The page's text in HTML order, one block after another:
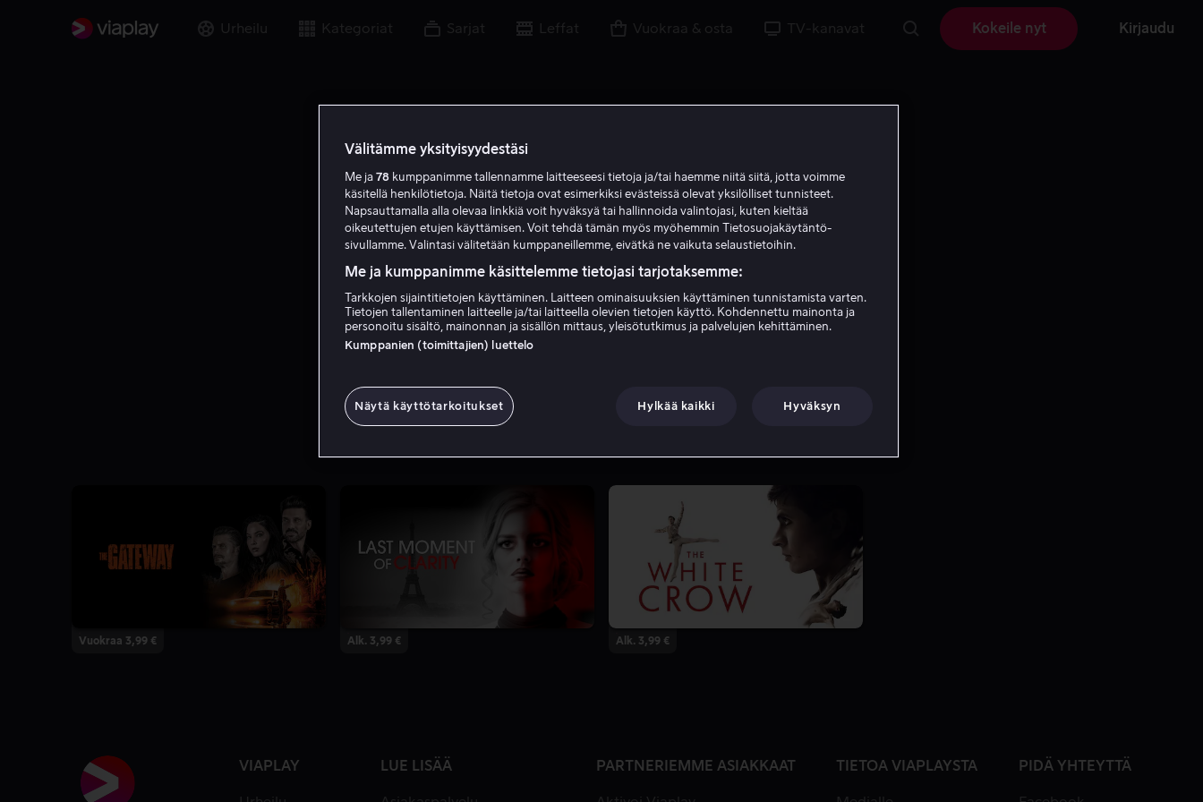
Urheilu Kategoriat Sarjat Leffat Vuokraa & osta TV-kanavat Kokeile nyt Kirjaudu
Zach Avery
Vuokraa 3,99 € Alk. 3,99 € Alk. 3,99 €
VIAPLAY LUE LISÄÄ PARTNERIEMME ASIAKKAAT TIETOA VIAPLAYSTA PIDÄ YHTEYTTÄ
Välitämme yksityisyydestäsi
Me ja 78 kumppanimme tallennamme laitteeseesi tietoja ja/tai haemme niitä siitä, jotta voimme
käsitellä henkilötietoja. Näitä tietoja ovat esimerkiksi evästeissä olevat yksilölliset tunnisteet.
Napsauttamalla alla olevaa linkkiä voit hyväksyä tai hallinnoida valintojasi, kuten kieltää
oikeutettujen etujen käyttämisen. Voit tehdä tämän myös myöhemmin Tietosuojakäytäntö-
sivullamme. Valintasi välitetään kumppaneillemme, eivätkä ne vaikuta selaustietoihin.
Me ja kumppanimme käsittelemme tietojasi tarjotaksemme:
Tarkkojen sijaintitietojen käyttäminen. Laitteen ominaisuuksien käyttäminen tunnistamista varten.
Tietojen tallentaminen laitteelle ja/tai laitteella olevien tietojen käyttö. Kohdennettu mainonta ja
personoitu sisältö, mainonnan ja sisällön mittaus, yleisötutkimus ja palvelujen kehittäminen.
Kumppanien (toimittajien) luettelo
Näytä käyttötarkoitukset Hylkää kaikki Hyväksyn